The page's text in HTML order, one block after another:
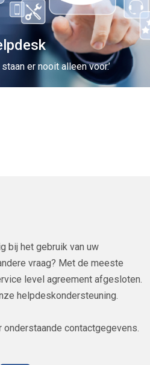
er nooit alleen voor.’
bij het gebruik van uw
vraag? Met de meeste
level agreement afgesloten.
helpdeskondersteuning.
onderstaande contactgegevens.